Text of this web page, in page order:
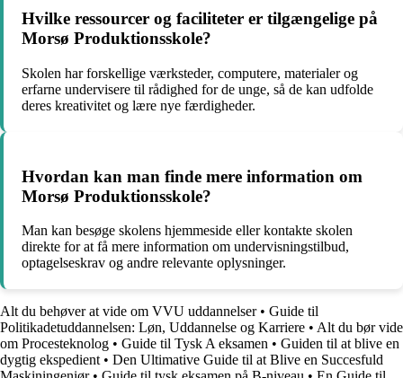
Hvilke ressourcer og faciliteter er tilgængelige på
Morsø Produktionsskole?
Skolen har forskellige værksteder, computere, materialer og
erfarne undervisere til rådighed for de unge, så de kan udfolde
deres kreativitet og lære nye færdigheder.
Hvordan kan man finde mere information om
Morsø Produktionsskole?
Man kan besøge skolens hjemmeside eller kontakte skolen
direkte for at få mere information om undervisningstilbud,
optagelseskrav og andre relevante oplysninger.
Alt du behøver at vide om VVU uddannelser• Guide til
Politikadetuddannelsen: Løn, Uddannelse og Karriere • Alt du bør vide
om Procesteknolog • Guide til Tysk A eksamen • Guiden til at blive en
dygtig ekspedient • Den Ultimative Guide til at Blive en Succesfuld